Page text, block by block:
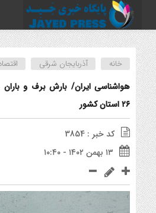
خانه آذربایجان شرقی
هواشناسی ایران/ بارش برف و
۲۶ استان کشور
کد خبر : 3854
۱۳ بهمن ۱۴۰۲ - ۱۰:۴۰